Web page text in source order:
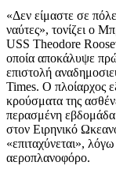
«Δεν είμαστε σε
ναύτες», τονίζει ο
USS Theodore
οποία αποκάλυψε
επιστολή
Times. Ο πλοίαρχος
κρούσματα της
περασμένη εβδομάδα
στον Ειρηνικό
«επιταχύνεται»,
αεροπλανοφόρο.